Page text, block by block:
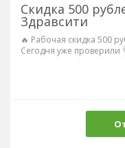
Скидка 500
Здравсити
🔥 Рабочая скидка 500
Сегодня уже проверили